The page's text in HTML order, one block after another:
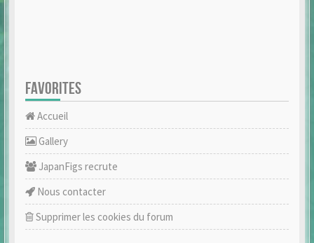
FAVORITES
Accueil
Gallery
JapanFigs recrute
Nous contacter
Supprimer les cookies du forum